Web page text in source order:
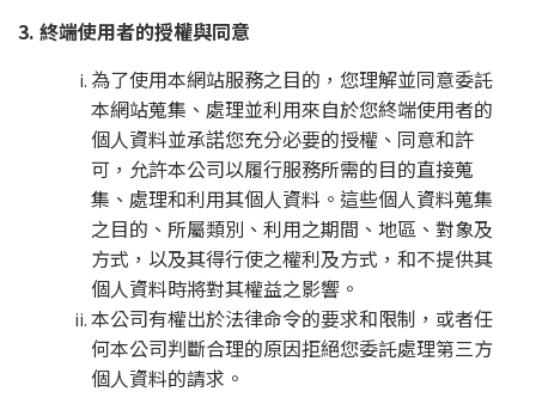
3. 終端使用者的授權與同意
為了使用本網站服務之目的，您理解並同意委託
本網站蒐集、處理並利用來自於您終端使用者的
個人資料並承諾您充分必要的授權、同意和許
可，允許本公司以履行服務所需的目的直接蒐
集、處理和利用其個人資料。這些個人資料蒐集
之目的、所屬類別、利用之期間、地區、對象及
方式，以及其得行使之權利及方式，和不提供其
個人資料時將對其權益之影響。
本公司有權出於法律命令的要求和限制，或者任
何本公司判斷合理的原因拒絕您委託處理第三方
個人資料的請求。